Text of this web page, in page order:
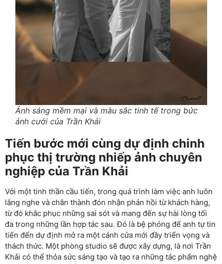
Ánh sáng mềm mại và màu sắc tinh tế trong bức
ảnh cưới của Trần Khải
Tiến bước mới cùng dự định chinh
phục thị trường nhiếp ảnh chuyên
nghiệp của Trần Khải
Với một tinh thần cầu tiến, trong quá trình làm việc anh luôn
lắng nghe và chân thành đón nhận phản hồi từ khách hàng,
từ đó khắc phục những sai sót và mang đến sự hài lòng tối
đa trong những lần hợp tác sau. Đó là bệ phóng để anh tự tin
tiến đến dự định mở ra một cánh cửa mới đầy triển vọng và
thách thức. Một phòng studio sẽ được xây dựng, là nơi Trần
Khải có thể thỏa sức sáng tạo và tạo ra những tác phẩm nghệ